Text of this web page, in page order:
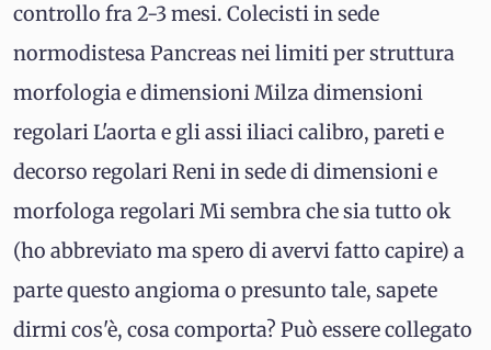
controllo fra 2-3 mesi. Colecisti in sede
normodistesa Pancreas nei limiti per struttura
morfologia e dimensioni Milza dimensioni
regolari L'aorta e gli assi iliaci calibro, pareti e
decorso regolari Reni in sede di dimensioni e
morfologa regolari Mi sembra che sia tutto ok
(ho abbreviato ma spero di avervi fatto capire) a
parte questo angioma o presunto tale, sapete
dirmi cos'è, cosa comporta? Può essere collegato